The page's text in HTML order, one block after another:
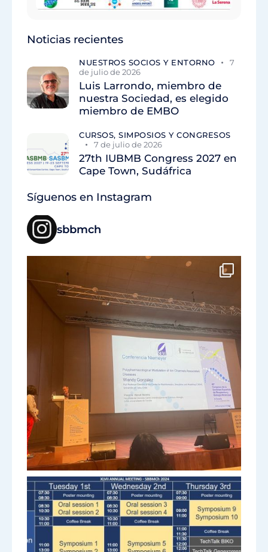
Noticias recientes
NUESTROS SOCIOS Y ENTORNO
7
de julio de 2026
Luis Larrondo, miembro de
nuestra Sociedad, es elegido
miembro de EMBO
CURSOS, SIMPOSIOS Y CONGRESOS
7 de julio de 2026
27th IUBMB Congress 2027 en
Cape Town, Sudáfrica
Síguenos en Instagram
sbbmch